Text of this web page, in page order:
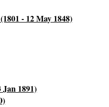
- 12 May 1848)
1891)